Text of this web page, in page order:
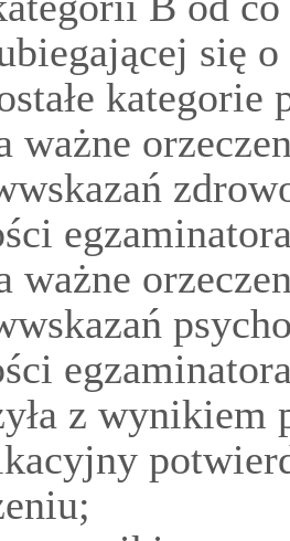
się
kategorie
ważne
ważne
z wynikiem